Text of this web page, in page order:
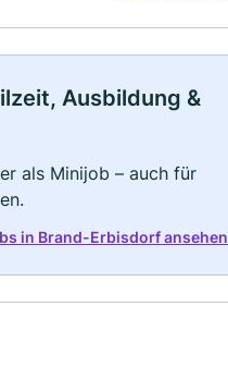
Ausbildung &
als Minijob – auch für
in Brand-Erbisdorf ansehen